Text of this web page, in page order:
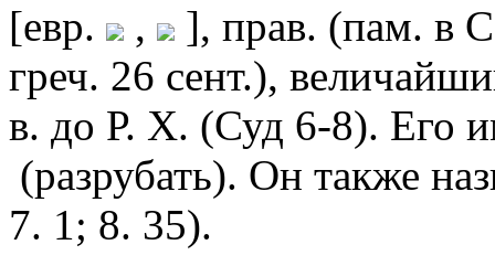
[евр. ,
], прав. (пам. в
греч. 26 сент.),
в. до Р. Х. (Суд 6-8). Его
(разрубать). Он также
7. 1; 8. 35).